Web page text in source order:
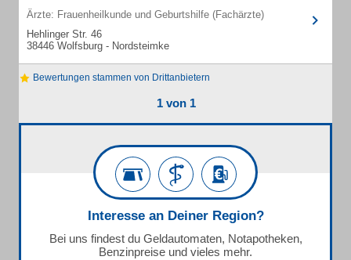
Ärzte: Frauenheilkunde und Geburtshilfe (Fachärzte)
Hehlinger Str. 46
38446 Wolfsburg - Nordsteimke
Bewertungen stammen von Drittanbietern
1 von 1
Interesse an Deiner Region?
Bei uns findest du Geldautomaten, Notapotheken,
Benzinpreise und vieles mehr.